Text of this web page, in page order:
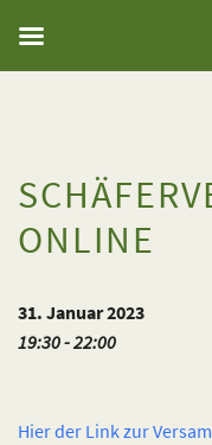
ONLINE
31. Januar 2023
19:30 - 22:00
Hier der Link zur